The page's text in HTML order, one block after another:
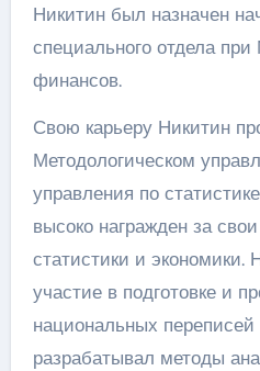
Никитин был назначен
специального отдела
финансов.
Свою карьеру Никитин
Методологическом
управления по
высоко награжден за
статистики и экономики.
участие в подготовке и
национальных переписей
разрабатывал методы